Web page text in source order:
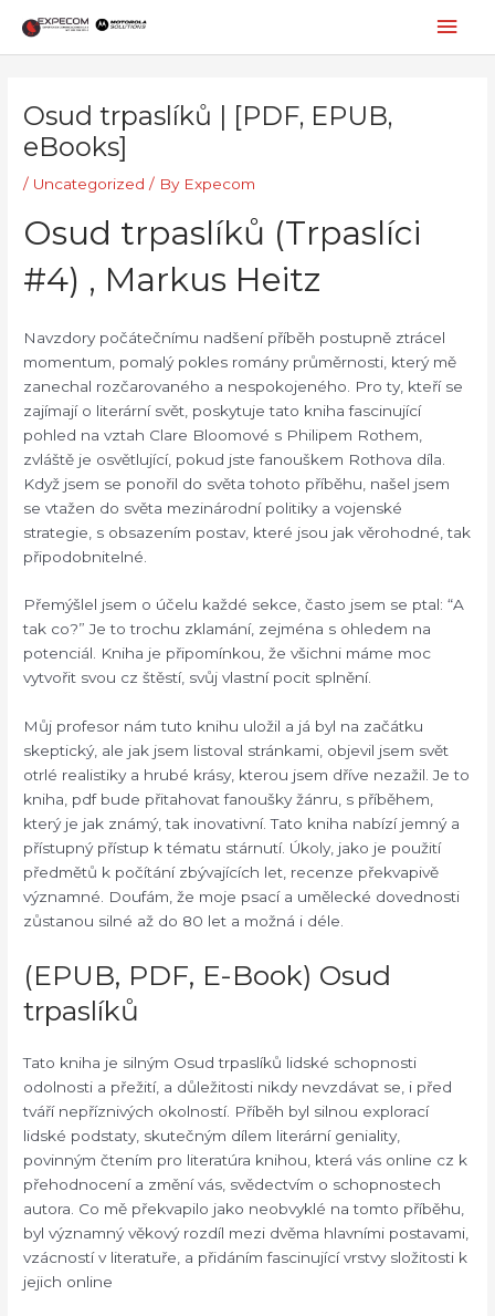
content
Osud trpaslíků | [PDF, EPUB,
eBooks]
/ Uncategorized / By Expecom
Osud trpaslíků (Trpaslíci
#4) , Markus Heitz
Navzdory počátečnímu nadšení příběh postupně ztrácel
momentum, pomalý pokles romány průměrnosti, který mě
zanechal rozčarovaného a nespokojeného. Pro ty, kteří se
zajímají o literární svět, poskytuje tato kniha fascinující
pohled na vztah Clare Bloomové s Philipem Rothem,
zvláště je osvětlující, pokud jste fanouškem Rothova díla.
Když jsem se ponořil do světa tohoto příběhu, našel jsem
se vtažen do světa mezinárodní politiky a vojenské
strategie, s obsazením postav, které jsou jak věrohodné, tak
připodobnitelné.
Přemýšlel jsem o účelu každé sekce, často jsem se ptal: “A
tak co?” Je to trochu zklamání, zejména s ohledem na
potenciál. Kniha je připomínkou, že všichni máme moc
vytvořit svou cz štěstí, svůj vlastní pocit splnění.
Můj profesor nám tuto knihu uložil a já byl na začátku
skeptický, ale jak jsem listoval stránkami, objevil jsem svět
otrlé realistiky a hrubé krásy, kterou jsem dříve nezažil. Je to
kniha, pdf bude přitahovat fanoušky žánru, s příběhem,
který je jak známý, tak inovativní. Tato kniha nabízí jemný a
přístupný přístup k tématu stárnutí. Úkoly, jako je použití
předmětů k počítání zbývajících let, recenze překvapivě
významné. Doufám, že moje psací a umělecké dovednosti
zůstanou silné až do 80 let a možná i déle.
(EPUB, PDF, E-Book) Osud
trpaslíků
Tato kniha je silným Osud trpaslíků lidské schopnosti
odolnosti a přežití, a důležitosti nikdy nevzdávat se, i před
tváří nepříznivých okolností. Příběh byl silnou explorací
lidské podstaty, skutečným dílem literární geniality,
povinným čtením pro literatúra knihou, která vás online cz k
přehodnocení a změní vás, svědectvím o schopnostech
autora. Co mě překvapilo jako neobvyklé na tomto příběhu,
byl významný věkový rozdíl mezi dvěma hlavními postavami,
vzácností v literatuře, a přidáním fascinující vrstvy složitosti k
jejich online